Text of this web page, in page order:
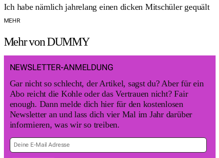
Ich habe nämlich jahrelang einen dicken Mitschüler gequält
MEHR
Mehr von DUMMY
NEWSLETTER-ANMELDUNG
Gar nicht so schlecht, der Artikel, sagst du? Aber für ein
Abo reicht die Kohle oder das Vertrauen nicht? Fair
enough. Dann melde dich hier für den kostenlosen
Newsletter an und lass dich vier Mal im Jahr darüber
informieren, was wir so treiben.